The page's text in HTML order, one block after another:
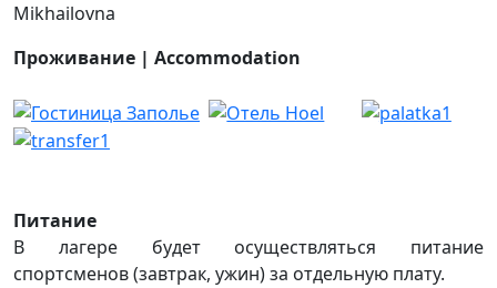
Mikhailovna
Проживание | Accommodation
Питание
В лагере будет осуществляться питание
спортсменов (завтрак, ужин) за отдельную плату.